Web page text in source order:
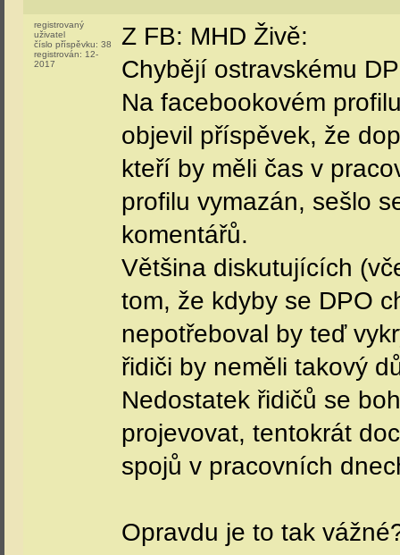
registrovaný
uživatel
číslo příspěvku: 38
registrován: 12-
2017
Z FB: MHD Živě:
Chybějí ostravskému
Na facebookovém
objevil příspěvek, že
kteří by měli čas v
profilu vymazán, sešlo
komentářů.
Většina diskutujících
tom, že kdyby se DPO
nepotřeboval by teď
řidiči by neměli takový
Nedostatek řidičů se
projevovat, tentokrát
spojů v pracovních
Opravdu je to tak